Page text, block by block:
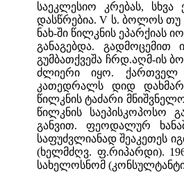
საეკლესიო კრებას,
დასწრებია. V ს. ბოლოს თუ
ნახ-ში წილკნის ეპარქიას
განაგებდა.
გუმბათქვეშა ჩრდ.აღმ-ის
ძლიერი იყო. ქართველ
კათედრალს დიდ
წილკნის ტაძარი
წილკნის საეპისკოპოსო
განვით. ფეოდალურ
საფუძვლიანად შეაკეთეს
(ხელმძღვ. ფ.რიპარდი).
სახელოსნომ (კონსულტანტი